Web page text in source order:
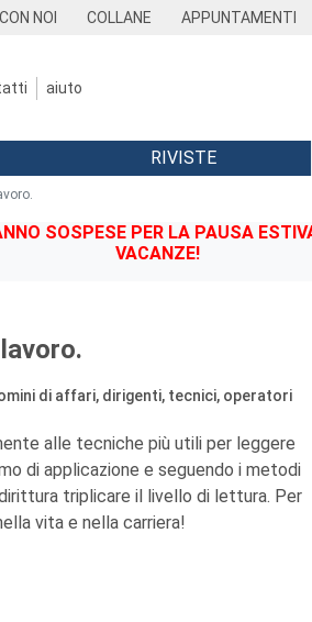
NOI COLLANE APPUNTAMENTI
aiuto
RIVISTE
SOSPESE PER LA PAUSA
VACANZE!
di affari, dirigenti, tecnici, operatori
alle tecniche più utili per leggere
di applicazione e seguendo i metodi
triplicare il livello di lettura. Per
vita e nella carriera!